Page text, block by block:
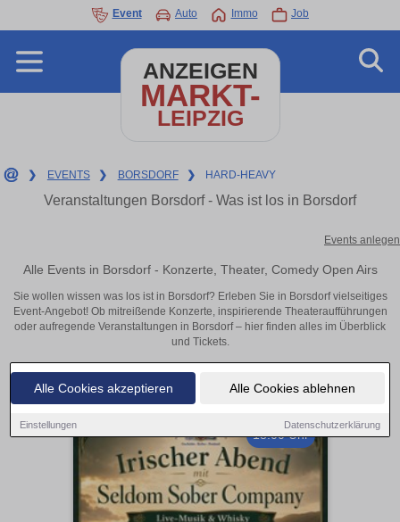
Alle Cookies akzeptieren Alle Cookies ablehnen
Einstellungen Datenschutzerklärung
Event Auto Immo Job
ANZEIGEN
MARKT-
LEIPZIG
❯ EVENTS ❯ BORSDORF ❯ HARD-HEAVY
Veranstaltungen Borsdorf - Was ist los in Borsdorf
Events anlegen
Alle Events in Borsdorf - Konzerte, Theater, Comedy Open Airs
Sie wollen wissen was los ist in Borsdorf? Erleben Sie in Borsdorf vielseitiges
Event-Angebot! Ob mitreißende Konzerte, inspirierende Theateraufführungen
oder aufregende Veranstaltungen in Borsdorf – hier finden alles im Überblick
und Tickets.
18:00 Uhr